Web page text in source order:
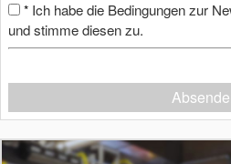
* Ich habe die Bedingungen zur
und stimme diesen zu.